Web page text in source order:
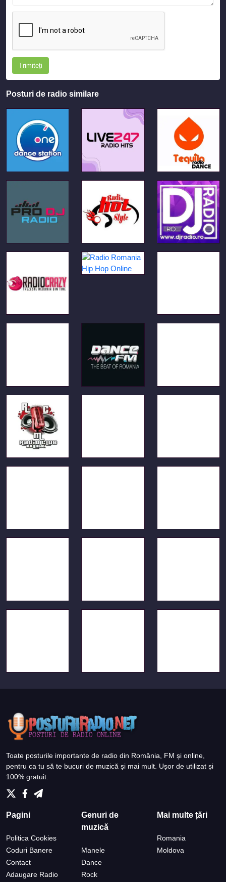
Trimiteți
Posturi de radio similare
Toate posturile importante de radio din România, FM și online,
pentru ca tu să te bucuri de muzică și mai mult. Ușor de utilizat și
100% gratuit.
Pagini
Politica Cookies
Coduri Banere
Contact
Adaugare Radio
Genuri de
muzică
Manele
Dance
Rock
Mai multe țări
Romania
Moldova